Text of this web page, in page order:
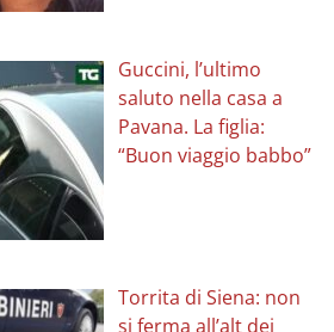
Guccini, l’ultimo
saluto nella casa a
Pavana. La figlia:
“Buon viaggio babbo”
Torrita di Siena: non
si ferma all’alt dei